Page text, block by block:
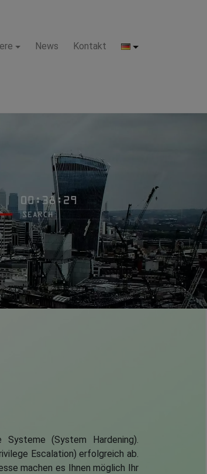
News Kontakt
(System Hardening).
Escalation) erfolgreich ab.
machen es Ihnen möglich Ihr